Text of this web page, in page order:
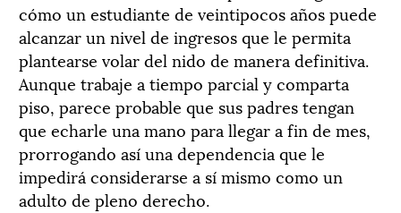
cómo un estudiante de veintipocos años puede
alcanzar un nivel de ingresos que le permita
plantearse volar del nido de manera definitiva.
Aunque trabaje a tiempo parcial y comparta
piso, parece probable que sus padres tengan
que echarle una mano para llegar a fin de mes,
prorrogando así una dependencia que le
impedirá considerarse a sí mismo como un
adulto de pleno derecho.